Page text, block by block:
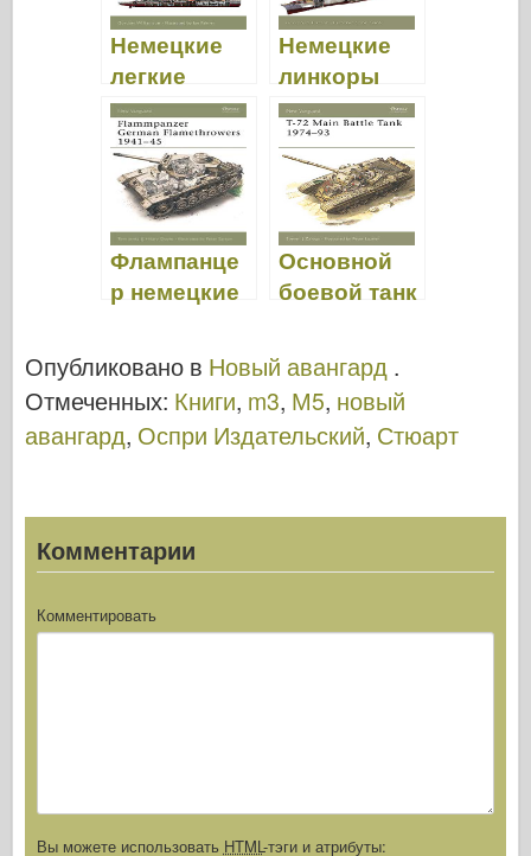
Немецкие
легкие
крейсера
1939-45 -
NEW
VANGUARD
84
Немецкие
линкоры
1939-45 –
NEW
VANGUARD
71
Флампанце
р немецкие
NEW
VANGUARD
15
Основной
боевой танк
– NEW
VANGUARD
06
Опубликовано в Новый авангард .
Отмеченных: Книги, m3, М5, новый
авангард, Оспри Издательский, Стюарт
Комментарии
Комментировать
Вы можете использовать HTML-тэги и атрибуты: